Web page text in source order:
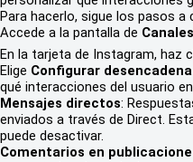
Para hacerlo, sigue los pasos a
Accede a la pantalla de Canales
En la tarjeta de Instagram, haz
Elige Configurar
qué interacciones del usuario
Mensajes directos:
enviados a través de Direct.
puede desactivar.
Comentarios en